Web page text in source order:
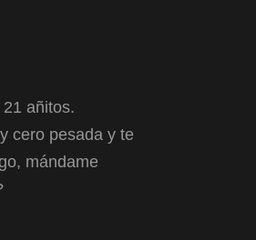
añitos.
cero pesada y te
mándame